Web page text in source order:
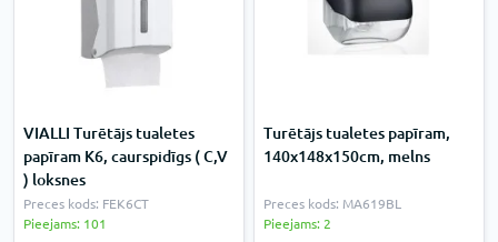
VIALLI Turētājs tualetes
papīram K6, caurspidīgs ( C,V
) loksnes
Preces kods: FEK6CT
Pieejams: 101
Turētājs tualetes papīram,
140x148x150cm, melns
Preces kods: MA619BL
Pieejams: 2